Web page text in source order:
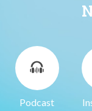
Podcast